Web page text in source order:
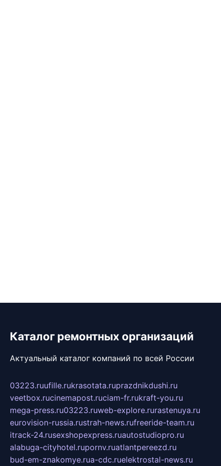
Каталог ремонтных организаций
Актуальный каталог компаний по всей России
03223.ruufille.rukrasotata.ruprazdnikdushi.ru
veetbox.rucinemapost.ruciam-fr.rukraft-you.ru
mega-press.ru03223.ruweb-explore.rurastenuya.ru
eurovision-russia.rustrah-news.rufreeride-team.ru
itrack-24.rusexshopexpress.ruautostudiopro.ru
alabuga-cityhotel.rupornv.ruatlantpereezd.ru
bud-em-znakomye.rua-cdc.ruelektrostal-news.ru